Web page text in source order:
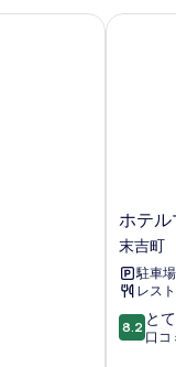
ホ
テ
ル
マ
イ
ス
テ
ホテ
末吉町
駐車
レス
10
段
8.2 と
口コ
ホテル